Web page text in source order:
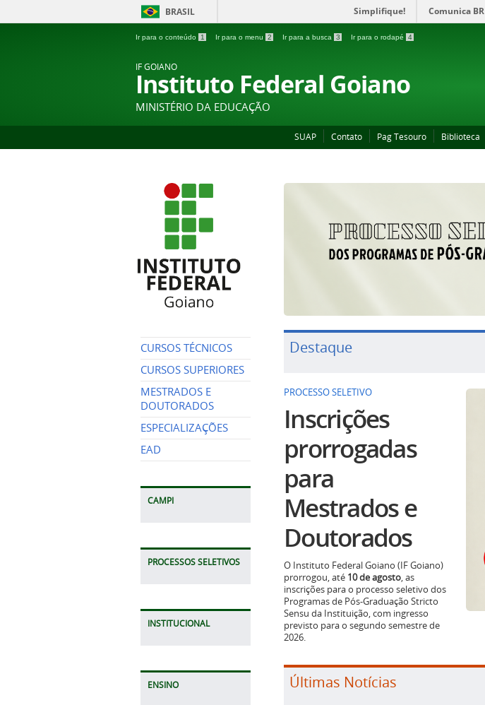
BRASIL Simplifique! Comunica BR
Ir para o conteúdo 1 Ir para o menu 2 Ir para a busca 3 Ir para o rodapé 4
IF GOIANO
Instituto Federal Goiano
MINISTÉRIO DA EDUCAÇÃO
SUAP Contato Pag Tesouro Biblioteca
CURSOS TÉCNICOS
CURSOS SUPERIORES
MESTRADOS E
DOUTORADOS
ESPECIALIZAÇÕES
EAD
CAMPI
PROCESSOS SELETIVOS
INSTITUCIONAL
ENSINO
Destaque
PROCESSO SELETIVO
Inscrições
prorrogadas
para
Mestrados e
Doutorados
O Instituto Federal Goiano (IF Goiano)
prorrogou, até 10 de agosto, as
inscrições para o processo seletivo dos
Programas de Pós-Graduação Stricto
Sensu da Instituição, com ingresso
previsto para o segundo semestre de
2026.
Últimas Notícias